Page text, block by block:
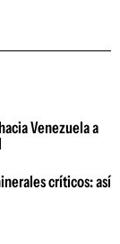
Venezuela a
críticos: así